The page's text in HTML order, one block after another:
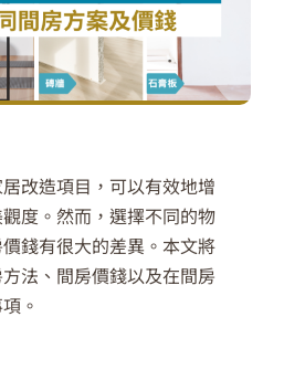
改造項目，可以有效地增
度。然而，選擇不同的物
錢有很大的差異。本文將
法、間房價錢以及在間房
。